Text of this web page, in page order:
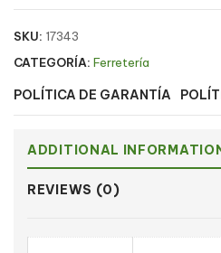
SKU: 17343
CATEGORÍA: Ferretería
POLÍTICA DE GARANTÍA
ADDITIONAL
REVIEWS (0)